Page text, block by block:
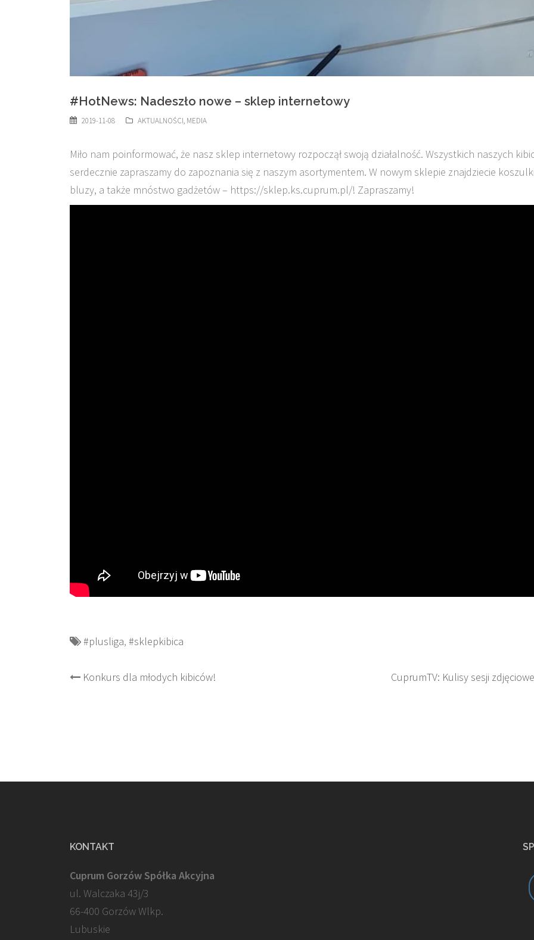
#HotNews: Nadeszło nowe – sklep internetowy
2019-11-08 AKTUALNOŚCI, MEDIA
Miło nam poinformować, że nasz sklep internetowy rozpoczął swoją działalność. Wszystkich naszych
serdecznie zapraszamy do zapoznania się z naszym asortymentem. W nowym sklepie znajdziecie
bluzy, a także mnóstwo gadżetów – https://sklep.ks.cuprum.pl/! Zapraszamy!
#plusliga, #sklepkibica
Post
Konkurs dla młodych kibiców! CuprumTV: Kulisy sesji
KONTAKT
Cuprum Gorzów Spółka Akcyjna
ul. Walczaka 43j/3
66-400 Gorzów Wlkp.
Lubuskie